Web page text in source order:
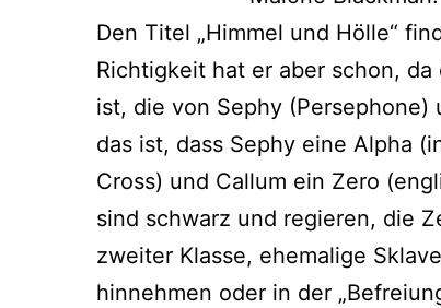
Den Titel „Himmel und Hölle“
Richtigkeit hat er aber schon,
ist, die von Sephy
das ist, dass Sephy eine Alpha
Cross) und Callum ein Zero
sind schwarz und regie­ren, die
zwei­ter Klasse, ehe­ma­li­ge
hin­neh­men oder in der